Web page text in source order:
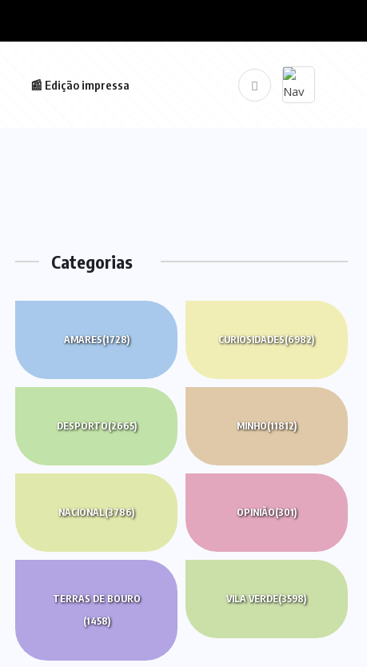
📰 Edição impressa
Categorias
AMARES(1728) CURIOSIDADES(6982)
DESPORTO(2665) MINHO(11812)
NACIONAL(3786) OPINIÃO(301)
TERRAS DE BOURO
(1458)
VILA VERDE(3598)